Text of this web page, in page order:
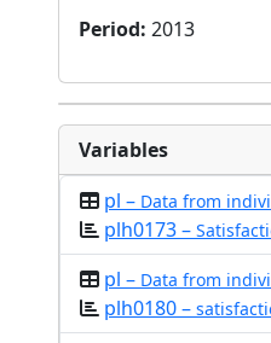
Period: 2013
Variables
pl – Data from
plh0173 –
pl – Data from
plh0180 –